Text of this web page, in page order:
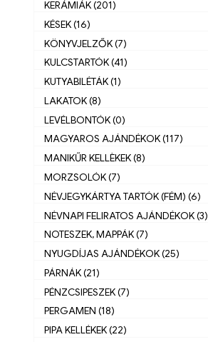
KERÁMIÁK (201)
KÉSEK (16)
KÖNYVJELZŐK (7)
KULCSTARTÓK (41)
KUTYABILÉTÁK (1)
LAKATOK (8)
LEVÉLBONTÓK (0)
MAGYAROS AJÁNDÉKOK (117)
MANIKŰR KELLÈKEK (8)
MORZSOLÓK (7)
NÉVJEGYKÁRTYA TARTÓK (FÉM) (6)
NÉVNAPI FELIRATOS AJÁNDÉKOK (3)
NOTESZEK, MAPPÁK (7)
NYUGDÍJAS AJÁNDÉKOK (25)
PÁRNÁK (21)
PÉNZCSIPESZEK (7)
PERGAMEN (18)
PIPA KELLÉKEK (22)